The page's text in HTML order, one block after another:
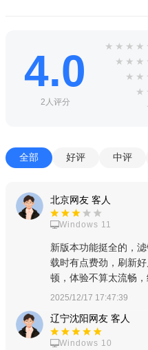
高危避坑：切勿使用第三
导致账号被封或信息泄露。
优化技巧：
在设置中关闭“
Instagram-存储-清除缓存）。
基本一致，但无法拍摄和上传
议连接WiFi下载高清内容，避
若提示“设备不兼容”，请
若登录时验证码收不到，检查
小编推荐同类软件
软件名称
4.0
2人评分
★ ★ ★ ★
★ ★ ★
★ ★
★
全部 好评 中评
北京网友 客人
Windows 11
新版本功能挺全的，
载时有点费劲，刷新
顿，体验不算太流畅，
2025/12/17 17:47:39
辽宁沈阳网友 客人
Windows 10